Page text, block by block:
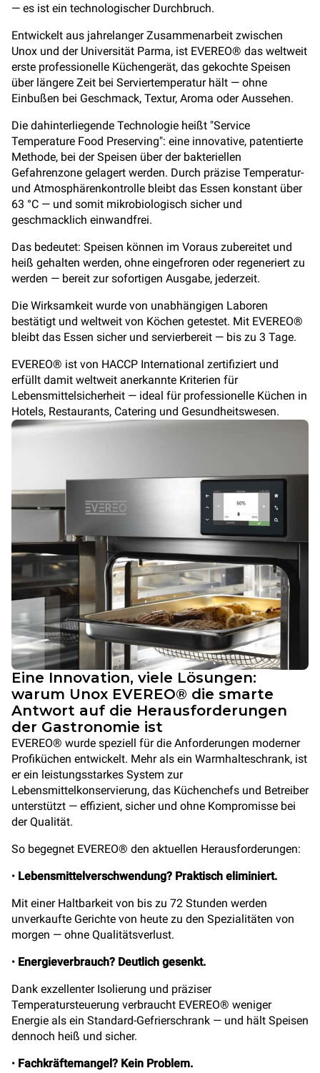
— es ist ein technologischer Durchbruch.
Entwickelt aus jahrelanger Zusammenarbeit zwischen
Unox und der Universität Parma, ist EVEREO® das weltweit
erste professionelle Küchengerät, das gekochte Speisen
über längere Zeit bei Serviertemperatur hält — ohne
Einbußen bei Geschmack, Textur, Aroma oder Aussehen.
Die dahinterliegende Technologie heißt "Service
Temperature Food Preserving": eine innovative, patentierte
Methode, bei der Speisen über der bakteriellen
Gefahrenzone gelagert werden. Durch präzise Temperatur-
und Atmosphärenkontrolle bleibt das Essen konstant über
63 °C — und somit mikrobiologisch sicher und
geschmacklich einwandfrei.
Das bedeutet: Speisen können im Voraus zubereitet und
heiß gehalten werden, ohne eingefroren oder regeneriert zu
werden — bereit zur sofortigen Ausgabe, jederzeit.
Die Wirksamkeit wurde von unabhängigen Laboren
bestätigt und weltweit von Köchen getestet. Mit EVEREO®
bleibt das Essen sicher und servierbereit — bis zu 3 Tage.
EVEREO® ist von HACCP International zertifiziert und
erfüllt damit weltweit anerkannte Kriterien für
Lebensmittelsicherheit — ideal für professionelle Küchen in
Hotels, Restaurants, Catering und Gesundheitswesen.
Eine Innovation, viele Lösungen:
warum Unox EVEREO® die smarte
Antwort auf die Herausforderungen
der Gastronomie ist
EVEREO® wurde speziell für die Anforderungen moderner
Profiküchen entwickelt. Mehr als ein Warmhalteschrank, ist
er ein leistungsstarkes System zur
Lebensmittelkonservierung, das Küchenchefs und Betreiber
unterstützt — effizient, sicher und ohne Kompromisse bei
der Qualität.
So begegnet EVEREO® den aktuellen Herausforderungen:
• Lebensmittelverschwendung? Praktisch eliminiert.
Mit einer Haltbarkeit von bis zu 72 Stunden werden
unverkaufte Gerichte von heute zu den Spezialitäten von
morgen — ohne Qualitätsverlust.
• Energieverbrauch? Deutlich gesenkt.
Dank exzellenter Isolierung und präziser
Temperatursteuerung verbraucht EVEREO® weniger
Energie als ein Standard-Gefrierschrank — und hält Speisen
dennoch heiß und sicher.
• Fachkräftemangel? Kein Problem.